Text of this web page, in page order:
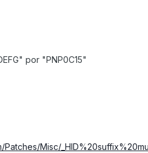
por "PNP0C15"
Patches/Misc/